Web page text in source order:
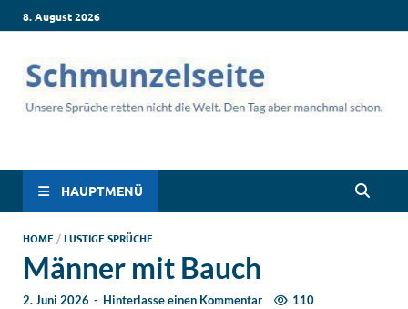
8. August 2026
Schmunzelseite –
Coole lustige Sprüche
für intensives
Schmunzeln
für jede Situation: Leben, Job, Liebe, Geburtstag & mehr. Lachen
ist hier garantiert!
HAUPTMENÜ
HOME /LUSTIGE SPRÜCHE
Männer mit Bauch
2. Juni 2026 - Hinterlasse einen Kommentar 110